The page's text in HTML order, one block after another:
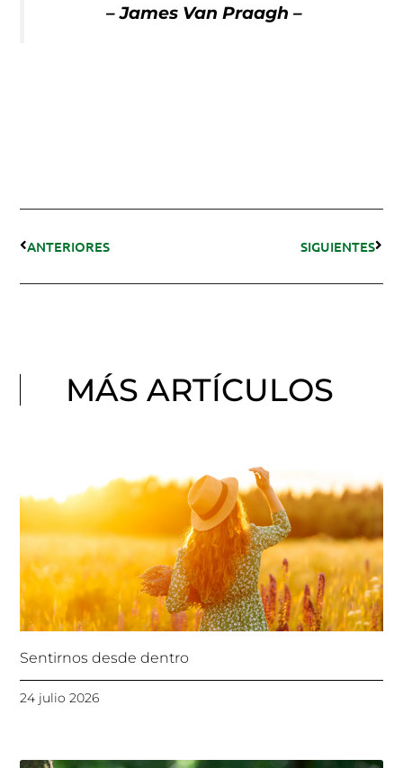
– James Van Praagh –
ANTERIORES SIGUIENTES
MÁS ARTÍCULOS
Sentirnos desde dentro
24 julio 2026